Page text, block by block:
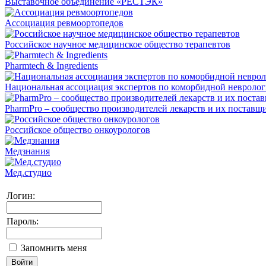
Ассоциация ревмоортопедов
Российское научное медицинское общество терапевтов
Pharmtech & Ingredients
Национальная ассоциация экспертов по коморбидной
PharmPro – сообщество производителей лекарств и их
Российское общество онкоурологов
Медзнания
Мед.студио
Логин:
Пароль:
Запомнить меня